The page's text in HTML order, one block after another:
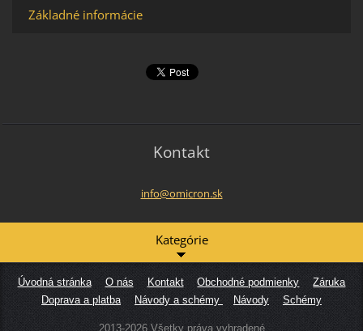
Základné informácie
Kontakt
info@omicron.sk
Kategórie
Úvodná stránka O nás Kontakt Obchodné podmienky
Záruka
Doprava a platba
Návody a schémy Návody Schémy
2013-2026 Všetky práva vyhradené